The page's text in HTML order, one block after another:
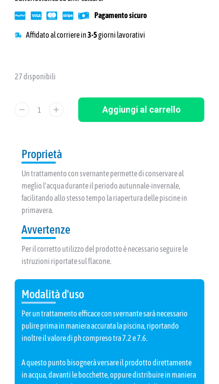
Pagamento sicuro
Affidato al corriere in3-5giorni lavorativi
27 disponibili
Aggiungi al carrello
Proprietà
Un trattamento con svernante permette di conservare al
meglio l'acqua durante il periodo autunnale-invernale,
facilitando allo stesso tempo la riapertura delle piscine in
primavera.
Avvertenze
Per il corretto utilizzo del prodotto è necessario seguire le
istruzioni riportate sul flacone.
Modalità d'uso
Per un trattamento efficace con svernante sarà necessario
pulire prima in maniera accurata la piscina, riportando
inoltre il valore di ph compreso tra 7.2 e 7.6.
A questo punto bisognerà versare il prodotto direttamente
in acqua, davanti le bocchette, oppure distribuire in maniera